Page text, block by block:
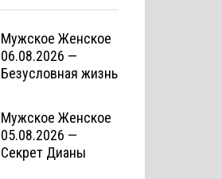
Мужское Женское
06.08.2026 —
Безусловная жизнь
Мужское Женское
05.08.2026 —
Секрет Дианы